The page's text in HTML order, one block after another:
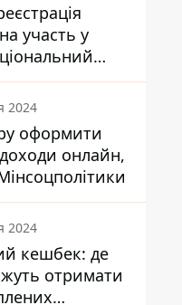
участь у
зробити
Дія
2024
оформити
онлайн,
у Мінсоцполітики
2024
кешбек: де
отримати